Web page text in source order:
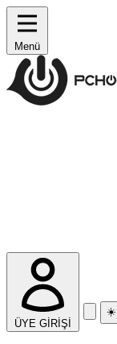
Menü
ÜYE GİRİŞİ
☀️